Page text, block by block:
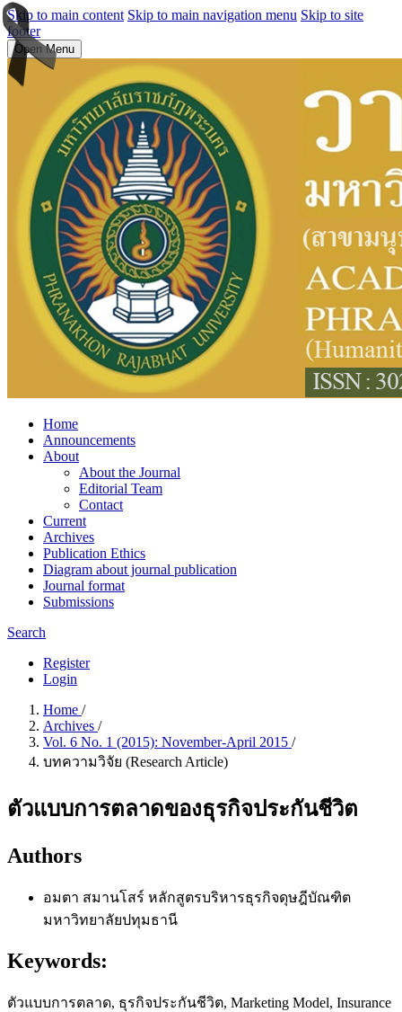
Skip to main content Skip to main navigation menu Skip to site
footer
Open Menu
Home
Announcements
About
About the Journal
Editorial Team
Contact
Current
Archives
Publication Ethics
Diagram about journal publication
Journal format
Submissions
Search
Register
Login
Home /
Archives /
Vol. 6 No. 1 (2015): November-April 2015 /
บทความวิจัย (Research Article)
ตัวแบบการตลาดของธุรกิจประกันชีวิต
Authors
อมตา สมานโสร์ หลักสูตรบริหารธุรกิจดุษฎีบัณฑิต
มหาวิทยาลัยปทุมธานี
Keywords:
ตัวแบบการตลาด, ธุรกิจประกันชีวิต, Marketing Model, Insurance